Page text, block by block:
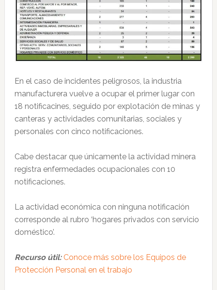
En el caso de incidentes peligrosos, la industria
manufacturera vuelve a ocupar el primer lugar con
18 notificacines, seguido por explotación de minas y
canteras y actividades comunitarias, sociales y
personales con cinco notificaciones.
Cabe destacar que únicamente la actividad minera
registra enfermedades ocupacionales con 10
notificaciones.
La actividad económica con ninguna notificación
corresponde al rubro ‘hogares privados con servicio
doméstico’.
Recurso útil: Conoce más sobre los Equipos de
Protección Personal en el trabajo